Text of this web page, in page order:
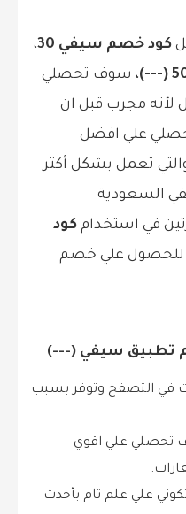
كود خصم سيفي 30
،
، سوف تحصلي
وفعال لأنه مجرب قبل ان
علي افضل
تعمل بشكل أكثر
السعودية
في استخدام كود
للحصول علي خصم
تطبيق سيفي (---)
في التصفح وتوفر بسبب
تحصلي علي اقوي
علي علم تام بأحدث